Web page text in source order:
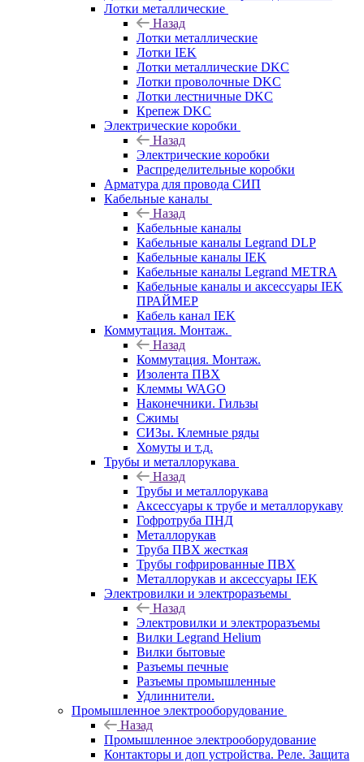
Лотки металлические
Назад
Лотки металлические
Лотки IEK
Лотки металлические DKC
Лотки проволочные DKC
Лотки лестничные DKC
Крепеж DKC
Электрические коробки
Назад
Электрические коробки
Распределительные коробки
Арматура для провода СИП
Кабельные каналы
Назад
Кабельные каналы
Кабельные каналы Legrand DLP
Кабельные каналы IEK
Кабельные каналы Legrand METRA
Кабельные каналы и аксессуары IEK
ПРАЙМЕР
Кабель канал IEK
Коммутация. Монтаж.
Назад
Коммутация. Монтаж.
Изолента ПВХ
Клеммы WAGO
Наконечники. Гильзы
Сжимы
СИЗы. Клемные ряды
Хомуты и т.д.
Трубы и металлорукава
Назад
Трубы и металлорукава
Аксессуары к трубе и металлорукаву
Гофротруба ПНД
Металлорукав
Труба ПВХ жесткая
Трубы гофрированные ПВХ
Металлорукав и аксессуары IEK
Электровилки и электроразъемы
Назад
Электровилки и электроразъемы
Вилки Legrand Helium
Вилки бытовые
Разъемы печные
Разъемы промышленные
Удлиннители.
Промышленное электрооборудование
Назад
Промышленное электрооборудование
Контакторы и доп устройства. Реле. Защита